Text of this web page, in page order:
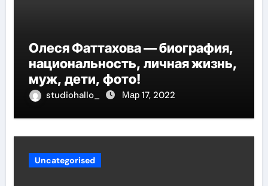
Олеся Фаттахова — биография,
национальность, личная жизнь,
муж, дети, фото!
studiohallo_ Мар 17, 2022
Uncategorised